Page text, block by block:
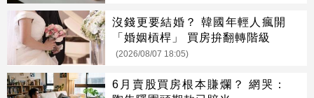
沒錢更要結婚？ 韓國年輕人瘋開
「婚姻槓桿」 買房拚翻轉階級
(2026/08/07 18:05)
6月賣股買房根本賺爛？ 網哭：